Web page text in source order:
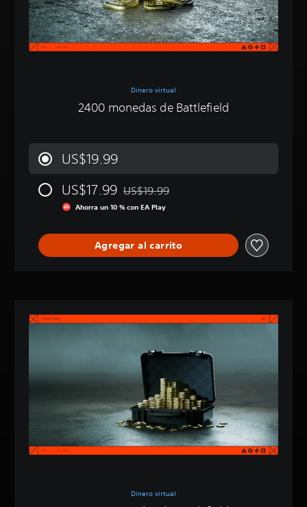
Dinero virtual
2400 monedas de Battlefield
US$19.99
US$17.99 Rebajado del precio original de
US$19.99
Ahorra un 10 % con EA Play
Agregar al carrito
Dinero virtual